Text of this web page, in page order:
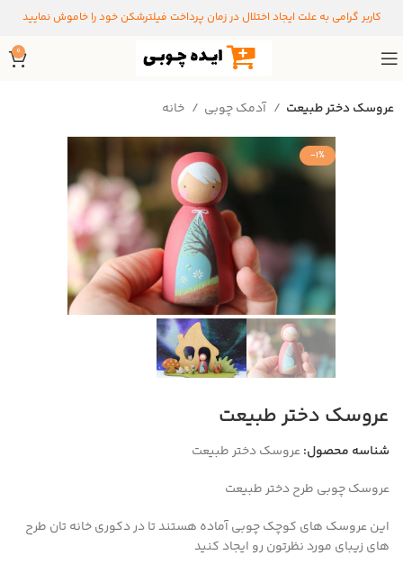
کاربر گرامی به علت ایجاد اختلال در زمان پرداخت فیلترشکن خود را خاموش نمایید
0
خانه آدمک چوبی عروسک دختر طبیعت
-1%
عروسک دختر طبیعت
شناسه محصول:عروسک دختر طبیعت
عروسک چوبی طرح دختر طبیعت
این عروسک های کوچک چوبی آماده هستند تا در دکوری خانه تان طرح
های زیبای مورد نظرتون رو ایجاد کنید